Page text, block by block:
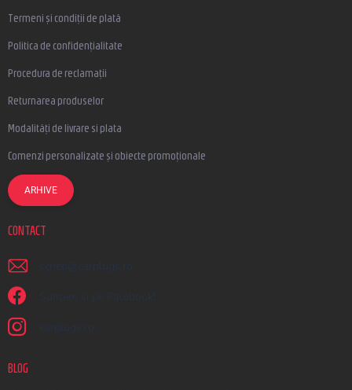
Termeni și condiții de plată
Politica de confidențialitate
Procedura de reclamații
Returnarea produselor
Modalități de livrare si plata
Comenzi personalizate și obiecte promoționale
ARHIVE
CONTACT
scrieti @ earplugs.ro
Suntem și pe Facebook!
earplugs.ro
BLOG